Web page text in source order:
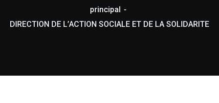
principal
DIRECTION DE L’ACTION SOCIALE ET DE LA SOLIDARITE